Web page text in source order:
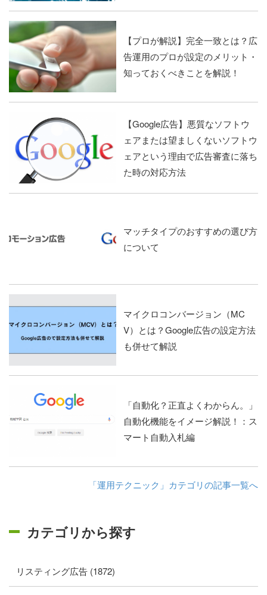
【プロが解説】完全一致とは？広
告運用のプロが設定のメリット・
知っておくべきことを解説！
【Google広告】悪質なソフトウ
ェアまたは望ましくないソフトウ
ェアという理由で広告審査に落ち
た時の対応方法
マッチタイプのおすすめの選び方
について
マイクロコンバージョン（MC
V）とは？Google広告の設定方法
も併せて解説
「自動化？正直よくわからん。」
自動化機能をイメージ解説！：ス
マート自動入札編
「運用テクニック」カテゴリの記事一覧へ
カテゴリから探す
リスティング広告 (1872)